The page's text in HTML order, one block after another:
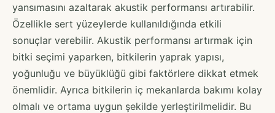
yansımasını azaltarak akustik performansı artırabilir.
Özellikle sert yüzeylerde kullanıldığında etkili
sonuçlar verebilir. Akustik performansı artırmak için
bitki seçimi yaparken, bitkilerin yaprak yapısı,
yoğunluğu ve büyüklüğü gibi faktörlere dikkat etmek
önemlidir. Ayrıca bitkilerin iç mekanlarda bakımı kolay
olmalı ve ortama uygun şekilde yerleştirilmelidir. Bu